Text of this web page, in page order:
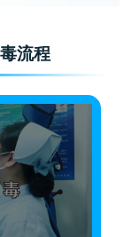
流程